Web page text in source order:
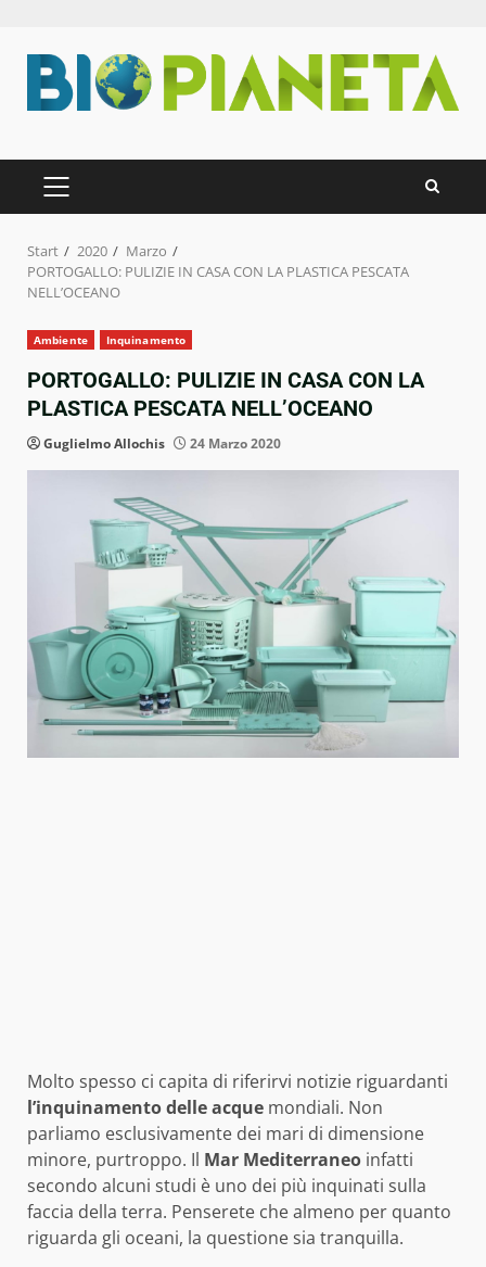
Inhalt
springen
PRIMÄRES
MENÜ
Start 2020
Marzo
PORTOGALLO: PULIZIE IN CASA CON LA PLASTICA PESCATA
NELL’OCEANO
Ambiente Inquinamento
PORTOGALLO: PULIZIE IN CASA CON LA
PLASTICA PESCATA NELL’OCEANO
Guglielmo Allochis 24 Marzo 2020
Molto spesso ci capita di riferirvi notizie riguardanti
l’inquinamentodelle acque mondiali. Non
parliamo esclusivamente dei mari di dimensione
minore, purtroppo. Il Mar Mediterraneo infatti
secondo alcuni studi è uno dei più inquinati sulla
faccia della terra. Penserete che almeno per quanto
riguarda gli oceani, la questione sia tranquilla.